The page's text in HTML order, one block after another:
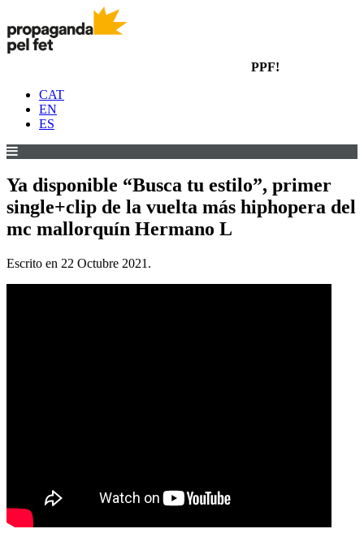
PPF!
CAT
EN
ES
Ya disponible “Busca tu estilo”, primer
single+clip de la vuelta más hiphopera del
mc mallorquín Hermano L
Escrito en 22 Octubre 2021 .